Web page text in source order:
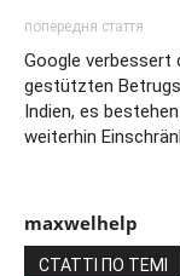
попередня стаття
Google verbessert
gestützten
Indien, es
weiterhin
maxwelhelp
СТАТТІ ПО ТЕМІ